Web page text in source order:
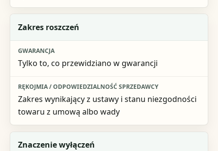
Zakres roszczeń
Tylko to, co przewidziano w gwarancji
Zakres wynikający z ustawy i stanu niezgodności
towaru z umową albo wady
Znaczenie wyłączeń